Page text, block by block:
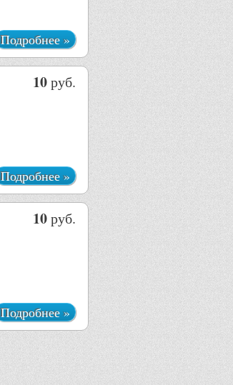
Подробнее »
10руб.
Подробнее »
10руб.
Подробнее »